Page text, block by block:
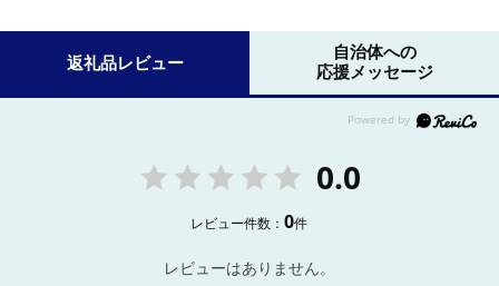
返礼品レビュー
自治体への
応援メッセージ
0.0
レビュー件数：0件
レビューはありません。